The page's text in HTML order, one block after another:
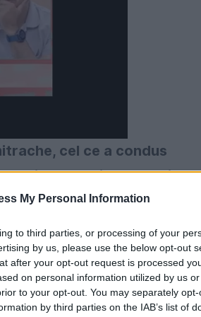
My Personal Information
to third parties, or processing of your
by us, please use the below opt-out
after your opt-out request is processed
on personal information utilized by us
to your opt-out. You may separately
by third parties on the IAB’s list of
cel ce a condus
celui de-al doilea război
importante, dacă nu
celui de-al doilea război
pe toata durata
În jargonul de astăzi un